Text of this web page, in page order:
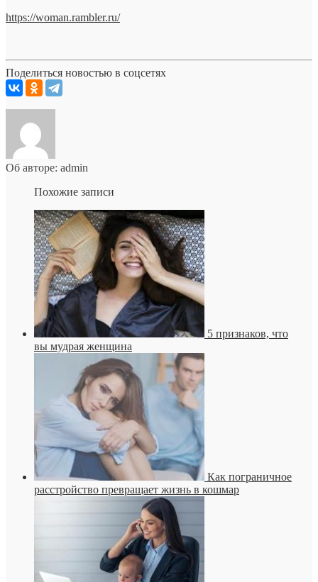
https://woman.rambler.ru/
Поделиться новостью в соцсетях
Об авторе: admin
Похожие записи
5 признаков, что
вы мудрая женщина
Как пограничное
расстройство превращает жизнь в кошмар